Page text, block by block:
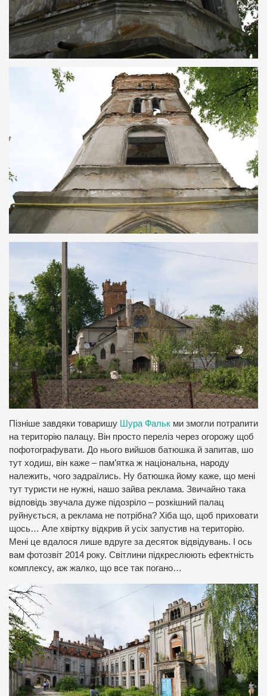
Пізніше завдяки товаришу Шура Фальк ми змогли потрапити
на територію палацу. Він просто переліз через огорожу щоб
пофотографувати. До нього вийшов батюшка й запитав, шо
тут ходиш, він каже – пам’ятка ж національна, народу
належить, чого задраїлись. Ну батюшка йому каже, що мені
тут туристи не нужні, нашо зайва реклама. Звичайно така
відповідь звучала дуже підозріло – розкішний палац
руйнується, а реклама не потрібна? Хіба що, щоб приховати
щось… Але хвіртку відкрив й усіх запустив на територію.
Мені це вдалося лише вдруге за десяток відвідувань. І ось
вам фотозвіт 2014 року. Світлини підкреслюють ефектність
комплексу, аж жалко, що все так погано…